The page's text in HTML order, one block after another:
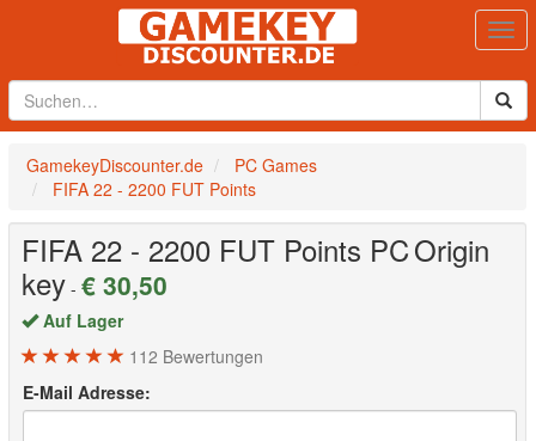
GamekeyDiscounter.de
PC Games
FIFA 22 - 2200 FUT Points
FIFA 22 - 2200 FUT Points PCOrigin
key - € 30,50
Auf Lager
112 Bewertungen
E-Mail Adresse: